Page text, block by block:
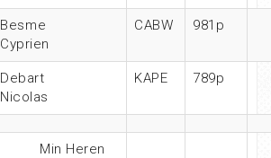
Besme
Cyprien
CABW 981p
Debart
Nicolas
KAPE 789p
Min Heren